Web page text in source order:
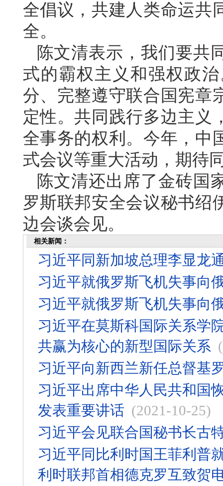
全倡议，共建人类命运共
全。
陈文清表示，我们要共
式的霸权主义和强权政
分、完整遵守联合国宪章
定性。共同践行多边主义
全事务的权利。今年，中
式会议等重大活动，期待
陈文清还出席了金砖国
罗斯联邦安全会议秘书绍
边会谈会见。
相关新闻：
习近平同新加坡总理李显龙
习近平就俄罗斯飞机失事向
习近平就俄罗斯飞机失事向
习近平在莫斯科国际关系学
共赢为核心的新型国际关系
习近平向新西兰新任总督基
习近平出席中华人民共和国
发表重要讲话 (2021-10-25)
习近平会见联合国秘书长古
习近平同比利时国王菲利普
利时联邦首相德克罗互致贺